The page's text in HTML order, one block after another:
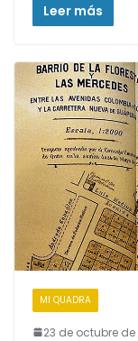
Leer más
MI QUADRA
23 de octubre de